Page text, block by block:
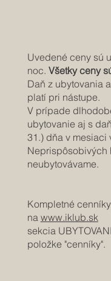
Uvedené ceny sú
noc. Všetky ceny
Daň z ubytovania
platí pri nástupe.
V prípade
ubytovanie aj s
31.) dňa v
Neprispôsobivých
neubytovávame.
Kompletné
na www.iklub.sk
sekcia
položke "cenníky".